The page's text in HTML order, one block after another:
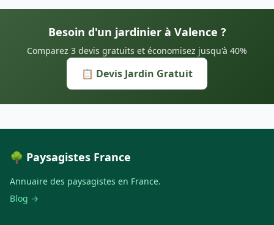
Besoin d'un jardinier à Valence ?
Comparez 3 devis gratuits et économisez jusqu'à 40%
📋 Devis Jardin Gratuit
🌳 Paysagistes France
Annuaire des paysagistes en France.
Blog →